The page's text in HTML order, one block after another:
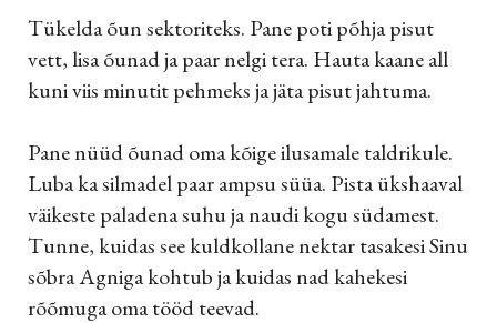
Tükelda õun sektoriteks. Pane poti põhja pisut
vett, lisa õunad ja paar nelgi tera. Hauta kaane all
kuni viis minutit pehmeks ja jäta pisut jahtuma.
Pane nüüd õunad oma kõige ilusamale taldrikule.
Luba ka silmadel paar ampsu süüa. Pista ükshaaval
väikeste paladena suhu ja naudi kogu südamest.
Tunne, kuidas see kuldkollane nektar tasakesi Sinu
sõbra Agniga kohtub ja kuidas nad kahekesi
rõõmuga oma tööd teevad.